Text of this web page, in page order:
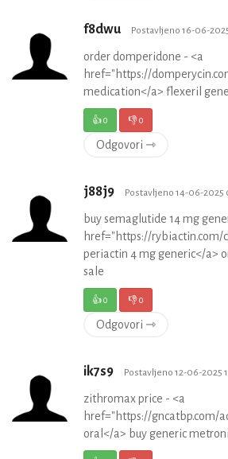
f8dwu Postavljeno 16-06-
order domperidone - <a
href="https://
medication</a> flexeril
👍0 👎0
Odgovori ⇾
j88j9 Postavljeno 14-06-2025
buy semaglutide 14 mg
href="https://rybiactin.com/
periactin 4 mg generic</a>
sale
👍0 👎0
Odgovori ⇾
ik7s9 Postavljeno 12-06-2025
zithromax price - <a
href="https://gncatbp.com/
oral</a> buy generic